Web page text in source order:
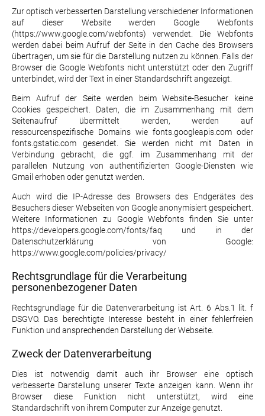
Zur optisch verbesserten Darstellung verschiedener Informationen
auf dieser Website werden Google Webfonts
(https://www.google.com/webfonts) verwendet. Die Webfonts
werden dabei beim Aufruf der Seite in den Cache des Browsers
übertragen, um sie für die Darstellung nutzen zu können. Falls der
Browser die Google Webfonts nicht unterstützt oder den Zugriff
unterbindet, wird der Text in einer Standardschrift angezeigt.
Beim Aufruf der Seite werden beim Website-Besucher keine
Cookies gespeichert. Daten, die im Zusammenhang mit dem
Seitenaufruf übermittelt werden, werden auf
ressourcenspezifische Domains wie fonts.googleapis.com oder
fonts.gstatic.com gesendet. Sie werden nicht mit Daten in
Verbindung gebracht, die ggf. im Zusammenhang mit der
parallelen Nutzung von authentifizierten Google-Diensten wie
Gmail erhoben oder genutzt werden.
Auch wird die IP-Adresse des Browsers des Endgerätes des
Besuchers dieser Webseiten von Google anonymisiert gespeichert.
Weitere Informationen zu Google Webfonts finden Sie unter
https://developers.google.com/fonts/faq und in der
Datenschutzerklärung von Google:
https://www.google.com/policies/privacy/
Rechtsgrundlage für die Verarbeitung
personenbezogener Daten
Rechtsgrundlage für die Datenverarbeitung ist Art. 6 Abs.1 lit. f
DSGVO. Das berechtigte Interesse besteht in einer fehlerfreien
Funktion und ansprechenden Darstellung der Webseite.
Zweck der Datenverarbeitung
Dies ist notwendig damit auch ihr Browser eine optisch
verbesserte Darstellung unserer Texte anzeigen kann. Wenn ihr
Browser diese Funktion nicht unterstützt, wird eine
Standardschrift von ihrem Computer zur Anzeige genutzt.